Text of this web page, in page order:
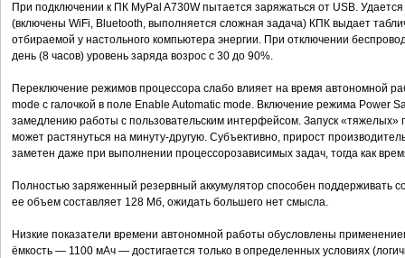
При подключении к ПК MyPal A730W пытается заряжаться от USB.
(включены WiFi, Bluetooth, выполняется сложная задача) КПК выдает
отбираемой у настольного компьютера энергии. При отключении
день (8 часов) уровень заряда возрос с 30 до 90%.
Переключение режимов процессора слабо влияет на время автономной
mode с галочкой в поле Enable Automatic mode. Включение режима Power
замедлению работы с пользовательским интерфейсом. Запуск «тяжелых»
может растянуться на минуту-другую. Субъективно, прирост
заметен даже при выполнении процессорозависимых задач, тогда как
Полностью заряженный резервный аккумулятор способен поддерживать
ее объем составляет 128 Мб, ожидать большего нет смысла.
Низкие показатели времени автономной работы обусловлены
ёмкость — 1100 мАч — достигается только в определенных условиях